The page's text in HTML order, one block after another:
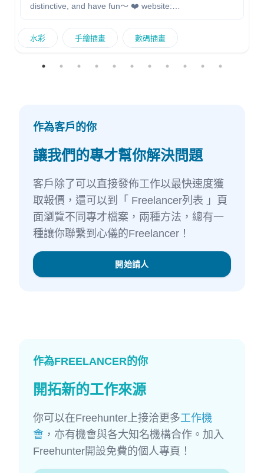
distinctive, and have fun～ ❤️ website:
水彩 手繪插畫 數碼插畫
作為客戶的你
讓我們的專才幫你解決問題
客戶除了可以直接發佈工作以最快速度獲
取報價，還可以到「 Freelancer列表 」頁
面瀏覽不同專才檔案，兩種方法，總有一
種讓你聯繫到心儀的Freelancer！
開始請人
作為FREELANCER的你
開拓新的工作來源
你可以在Freehunter上接洽更多工作機
會 ，亦有機會與各大知名機構合作。加入
Freehunter開設免費的個人專頁！